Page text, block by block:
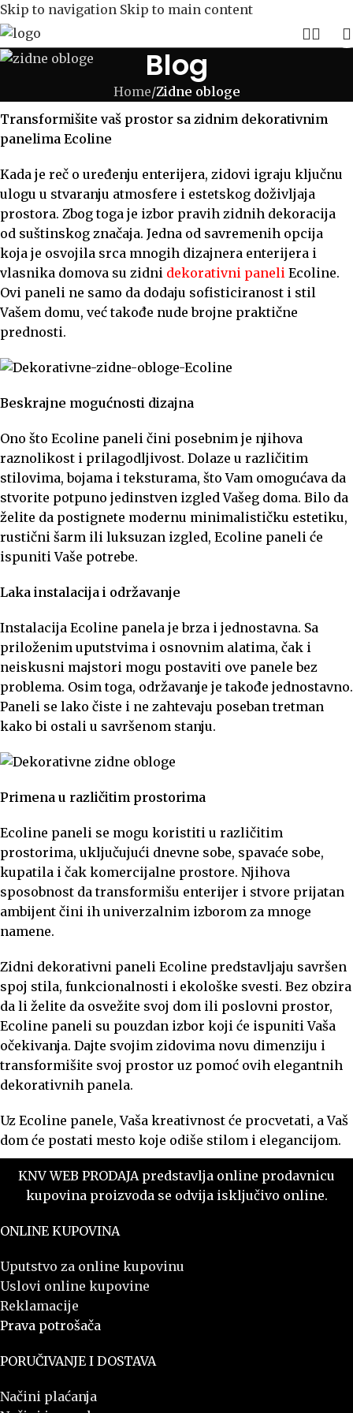
Skip to navigation Skip to main content
Blog
Home/Zidne obloge
Transformišite vaš prostor sa zidnim dekorativnim
panelima Ecoline
Kada je reč o uređenju enterijera, zidovi igraju ključnu
ulogu u stvaranju atmosfere i estetskog doživljaja
prostora. Zbog toga je izbor pravih zidnih dekoracija
od suštinskog značaja. Jedna od savremenih opcija
koja je osvojila srca mnogih dizajnera enterijera i
vlasnika domova su zidni dekorativni paneli Ecoline.
Ovi paneli ne samo da dodaju sofisticiranost i stil
Vašem domu, već takođe nude brojne praktične
prednosti.
Beskrajne mogućnosti dizajna
Ono što Ecoline paneli čini posebnim je njihova
raznolikost i prilagodljivost. Dolaze u različitim
stilovima, bojama i teksturama, što Vam omogućava da
stvorite potpuno jedinstven izgled Vašeg doma. Bilo da
želite da postignete modernu minimalističku estetiku,
rustični šarm ili luksuzan izgled, Ecoline paneli će
ispuniti Vaše potrebe.
Laka instalacija i održavanje
Instalacija Ecoline panela je brza i jednostavna. Sa
priloženim uputstvima i osnovnim alatima, čak i
neiskusni majstori mogu postaviti ove panele bez
problema. Osim toga, održavanje je takođe jednostavno.
Paneli se lako čiste i ne zahtevaju poseban tretman
kako bi ostali u savršenom stanju.
Primena u različitim prostorima
Ecoline paneli se mogu koristiti u različitim
prostorima, uključujući dnevne sobe, spavaće sobe,
kupatila i čak komercijalne prostore. Njihova
sposobnost da transformišu enterijer i stvore prijatan
ambijent čini ih univerzalnim izborom za mnoge
namene.
Zidni dekorativni paneli Ecoline predstavljaju savršen
spoj stila, funkcionalnosti i ekološke svesti. Bez obzira
da li želite da osvežite svoj dom ili poslovni prostor,
Ecoline paneli su pouzdan izbor koji će ispuniti Vaša
očekivanja. Dajte svojim zidovima novu dimenziju i
transformišite svoj prostor uz pomoć ovih elegantnih
dekorativnih panela.
Uz Ecoline panele, Vaša kreativnost će procvetati, a Vaš
dom će postati mesto koje odiše stilom i elegancijom.
KNV WEB PRODAJA predstavlja online prodavnicu
kupovina proizvoda se odvija isključivo online.
ONLINE KUPOVINA
Uputstvo za online kupovinu
Uslovi online kupovine
Reklamacije
Prava potrošača
PORUČIVANJE I DOSTAVA
Načini plaćanja